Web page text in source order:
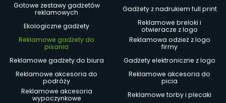
Gotowe zestawy gadżetów
reklamowych
Gadżety z nadrukiem full print
Ekologiczne gadżety
Reklamowe breloki i
otwieracze z logo
Reklamowe gadżety do
pisania
Reklamowa odzież z logo
firmy
Reklamowe gadżety do biura
Gadżety elektroniczne z logo
Reklamowe akcesoria do
podróży
Reklamowe akcesoria do
picia
Reklamowe akcesoria
wypoczynkowe
Reklamowe torby i plecaki